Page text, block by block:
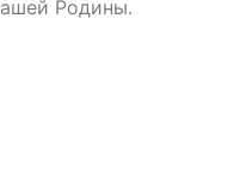
Родины.